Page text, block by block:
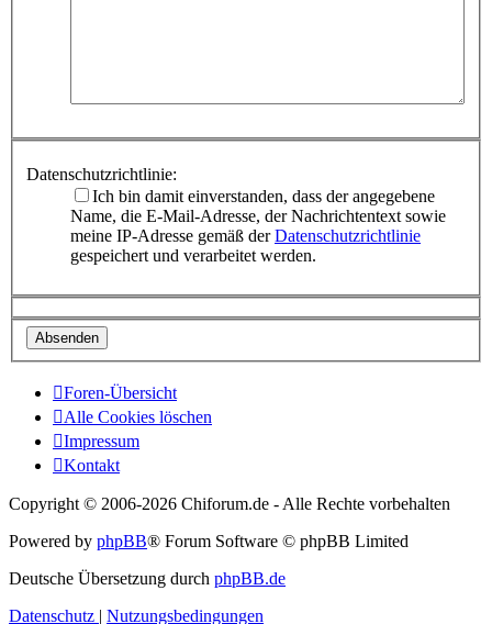
Datenschutzrichtlinie:
Ich bin damit einverstanden, dass der angegebene
Name, die E-Mail-Adresse, der Nachrichtentext sowie
meine IP-Adresse gemäß derDatenschutzrichtlinie
gespeichert und verarbeitet werden.
Foren-Übersicht
Alle Cookies löschen
Impressum
Kontakt
Copyright © 2006-2026 Chiforum.de - Alle Rechte vorbehalten
Powered by phpBB® Forum Software © phpBB Limited
Deutsche Übersetzung durch phpBB.de
Datenschutz
Nutzungsbedingungen